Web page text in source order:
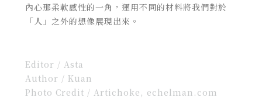
內心那柔軟感性的一角，運用不同的材料將我們對於
「人」之外的想像展現出來。
Editor / Asta
Author / Kuan
Photo Credit / Artichoke, echelman.com